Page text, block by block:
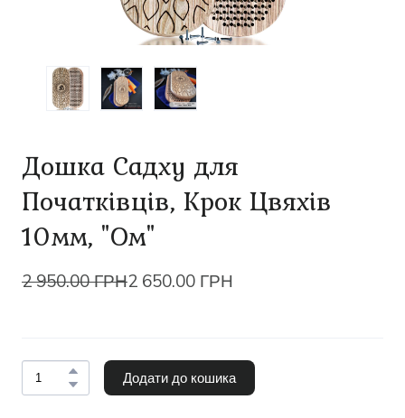
Дошка Садху для
Початківців, Крок Цвяхів
10мм, "Ом"
2 950.00 ГРН2 650.00 ГРН
Додати до кошика